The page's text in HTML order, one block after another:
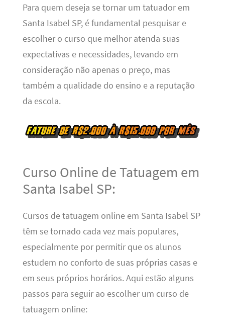
Para quem deseja se tornar um tatuador em
Santa Isabel SP, é fundamental pesquisar e
escolher o curso que melhor atenda suas
expectativas e necessidades, levando em
consideração não apenas o preço, mas
também a qualidade do ensino e a reputação
da escola.
Curso Online de Tatuagem em
Santa Isabel SP:
Cursos de tatuagem online em Santa Isabel SP
têm se tornado cada vez mais populares,
especialmente por permitir que os alunos
estudem no conforto de suas próprias casas e
em seus próprios horários. Aqui estão alguns
passos para seguir ao escolher um curso de
tatuagem online: